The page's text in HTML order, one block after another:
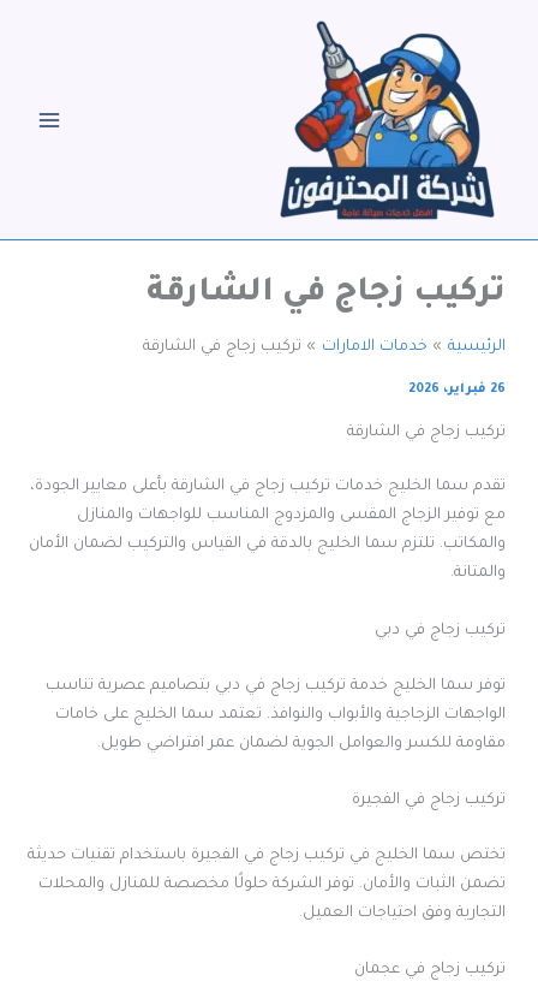
تركيب زجاج في الشارقة
الرئيسية خدمات الامارات تركيب زجاج في الشارقة
26 فبراير، 2026
تركيب زجاج في الشارقة
تقدم سما الخليج خدمات تركيب زجاج في الشارقة بأعلى معايير الجودة،
مع توفير الزجاج المقسى والمزدوج المناسب للواجهات والمنازل
والمكاتب. تلتزم سما الخليج بالدقة في القياس والتركيب لضمان الأمان
والمتانة.
تركيب زجاج في دبي
توفر سما الخليج خدمة تركيب زجاج في دبي بتصاميم عصرية تناسب
الواجهات الزجاجية والأبواب والنوافذ. تعتمد سما الخليج على خامات
مقاومة للكسر والعوامل الجوية لضمان عمر افتراضي طويل.
تركيب زجاج في الفجيرة
تختص سما الخليج في تركيب زجاج في الفجيرة باستخدام تقنيات حديثة
تضمن الثبات والأمان. توفر الشركة حلولًا مخصصة للمنازل والمحلات
التجارية وفق احتياجات العميل.
تركيب زجاج في عجمان